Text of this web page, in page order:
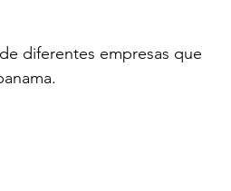
de diferentes empresas que